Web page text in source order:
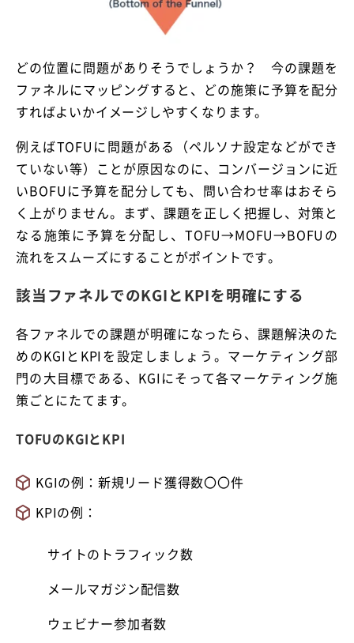
どの位置に問題がありそうでしょうか？ 今の課題を
ファネルにマッピングすると、どの施策に予算を配分
すればよいかイメージしやすくなります。
例えばTOFUに問題がある（ペルソナ設定などができ
ていない等）ことが原因なのに、コンバージョンに近
いBOFUに予算を配分しても、問い合わせ率はおそら
く上がりません。まず、課題を正しく把握し、対策と
なる施策に予算を分配し、TOFU→MOFU→BOFUの
流れをスムーズにすることがポイントです。
該当ファネルでのKGIとKPIを明確にする
各ファネルでの課題が明確になったら、課題解決のた
めのKGIとKPIを設定しましょう。マーケティング部
門の大目標である、KGIにそって各マーケティング施
策ごとにたてます。
TOFUのKGIとKPI
KGIの例：新規リード獲得数〇〇件
KPIの例：
サイトのトラフィック数
メールマガジン配信数
ウェビナー参加者数